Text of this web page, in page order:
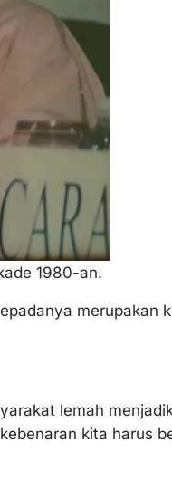
1980-an.
merupakan
lemah
kita harus